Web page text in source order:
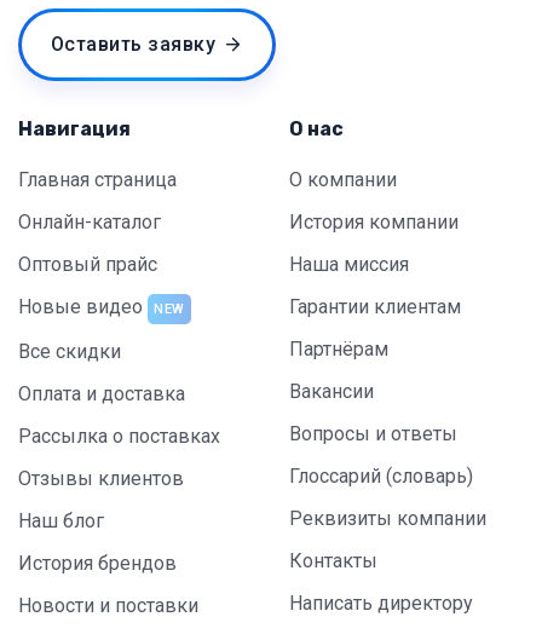
Оставить заявку
Навигация
Главная страница
Онлайн-каталог
Оптовый прайс
Новые видео
NEW
Все скидки
Оплата и доставка
Рассылка о поставках
Отзывы клиентов
Наш блог
История брендов
Новости и поставки
О нас
О компании
История компании
Наша миссия
Гарантии клиентам
Партнёрам
Вакансии
Вопросы и ответы
Глоссарий (словарь)
Реквизиты компании
Контакты
Написать директору